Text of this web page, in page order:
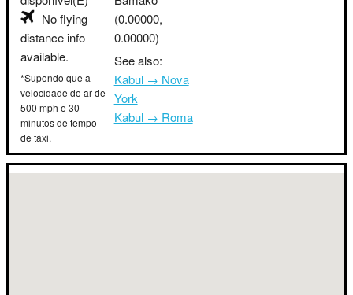
No flying
distance info
available.
*Supondo que a
velocidade do ar de
500 mph e 30
minutos de tempo
de táxi.
(0.00000,
0.00000)
See also:
Kabul → Nova
York
Kabul → Roma